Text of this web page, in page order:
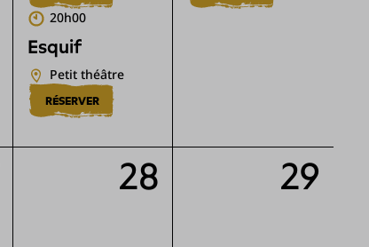
20h00
Esquif
Petit théâtre
RÉSERVER
28 29